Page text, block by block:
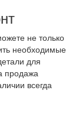
не только
необходимые
для
продажа
всегда